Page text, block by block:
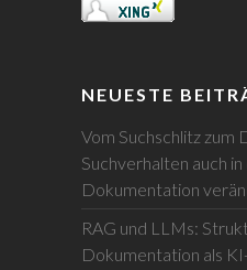
NEUESTE
Vom Suchschlitz zum
Suchverhalten auch
Dokumentation
RAG und LLMs:
Dokumentation als